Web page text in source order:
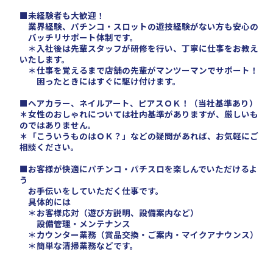
■未経験者も大歓迎！
業界経験、パチンコ・スロットの遊技経験がない方も安心の
バッチリサポート体制です。
＊入社後は先輩スタッフが研修を行い、丁寧に仕事をお教え
いたします。
＊仕事を覚えるまで店舗の先輩がマンツーマンでサポート！
困ったときにはすぐに駆け付けます。
■ヘアカラー、ネイルアート、ピアスＯＫ！（当社基準あり）
＊女性のおしゃれについては社内基準がありますが、厳しいも
のではありません。
＊「こういうものはＯＫ？」などの疑問があれば、お気軽にご
相談ください。
■お客様が快適にパチンコ・パチスロを楽しんでいただけるよ
う
お手伝いをしていただく仕事です。
具体的には
＊お客様応対（遊び方説明、設備案内など）
設備管理・メンテナンス
＊カウンター業務（賞品交換・ご案内・マイクアナウンス）
＊簡単な清掃業務などです。